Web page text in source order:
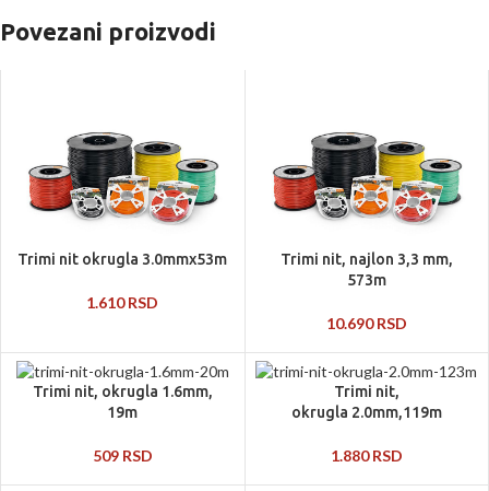
Povezani proizvodi
Trimi nit okrugla 3.0mmx53m
1.610RSD
Trimi nit, najlon 3,3 mm,
573m
10.690RSD
Trimi nit, okrugla 1.6mm,
19m
509 RSD
Trimi nit,
okrugla 2.0mm,119m
1.880RSD